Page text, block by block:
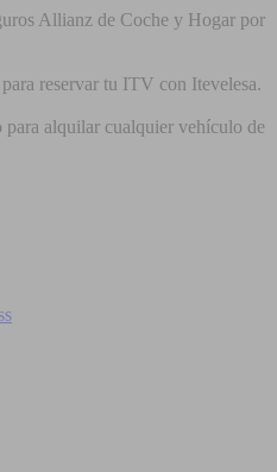
Allianz de Coche y Hogar por
reservar tu ITV con Itevelesa.
alquilar cualquier vehículo de